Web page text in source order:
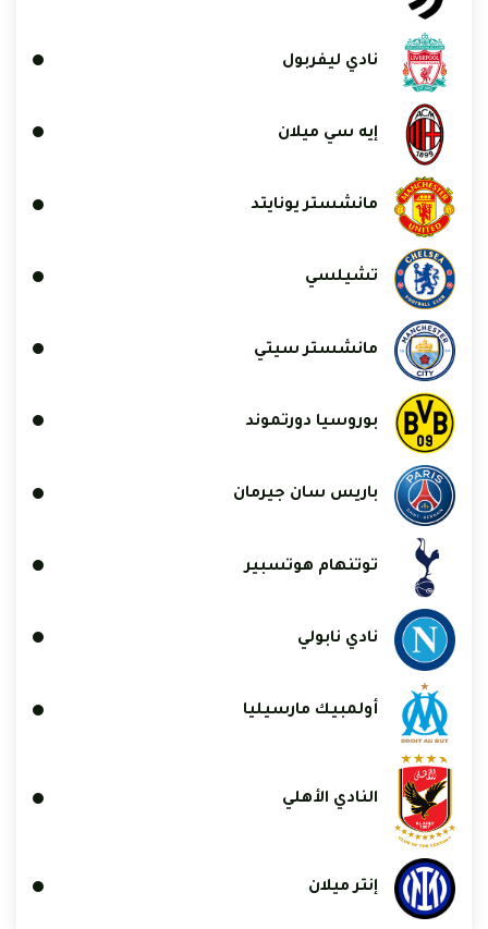
نادي ليفربول
إيه سي ميلان
مانشستر يونايتد
تشيلسي
مانشستر سيتي
بوروسيا دورتموند
باريس سان جيرمان
توتنهام هوتسبير
نادي نابولي
أولمبيك مارسيليا
النادي الأهلي
إنتر ميلان